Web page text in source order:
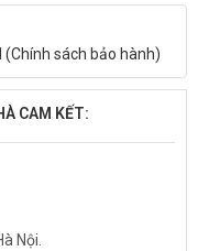
(Chính sách bảo hành)
CAM KẾT:
Nội.